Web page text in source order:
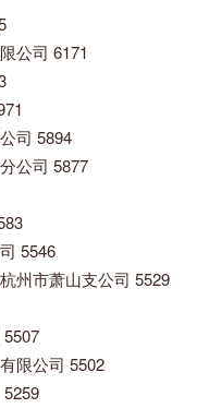
公司 6171
司 5894
公司 5877
5546
州市萧山支公司 5529
限公司 5502